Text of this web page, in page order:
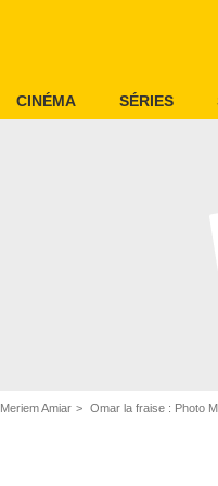
CINÉMA SÉRIES
Meriem Amiar Omar la fraise : Photo